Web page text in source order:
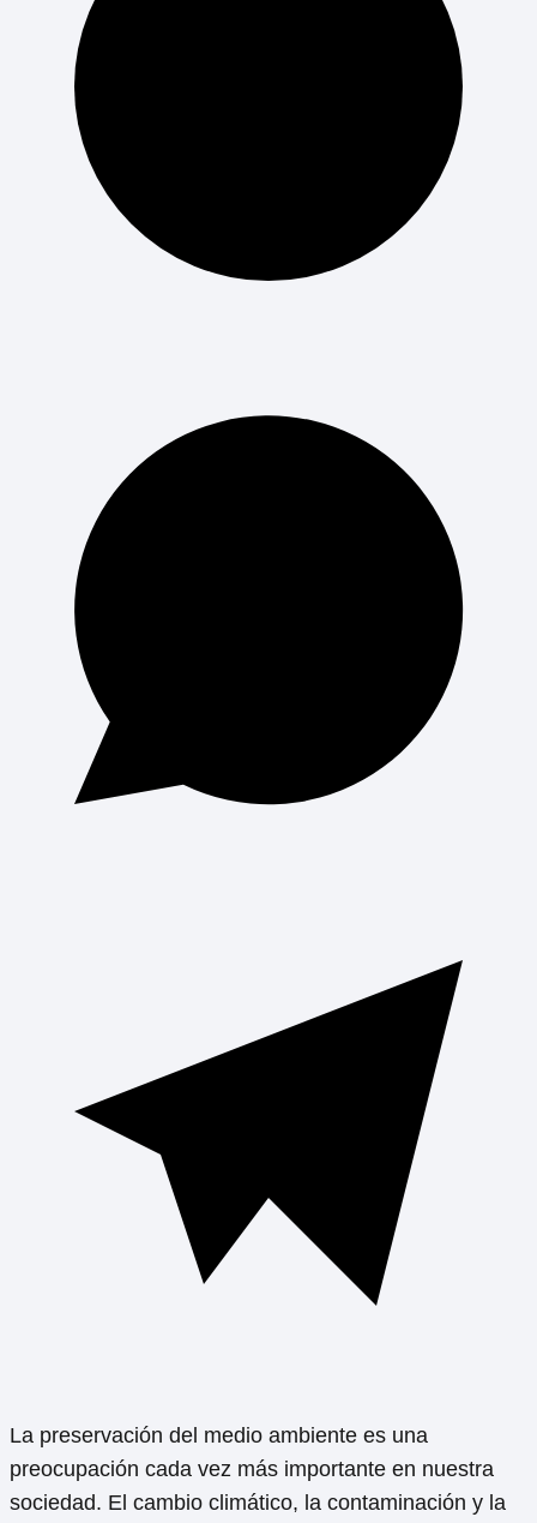
La preservación del medio ambiente es una
preocupación cada vez más importante en nuestra
sociedad. El cambio climático, la contaminación y la